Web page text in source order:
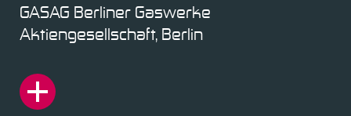
GASAG Berliner Gaswerke
Aktiengesellschaft, Berlin